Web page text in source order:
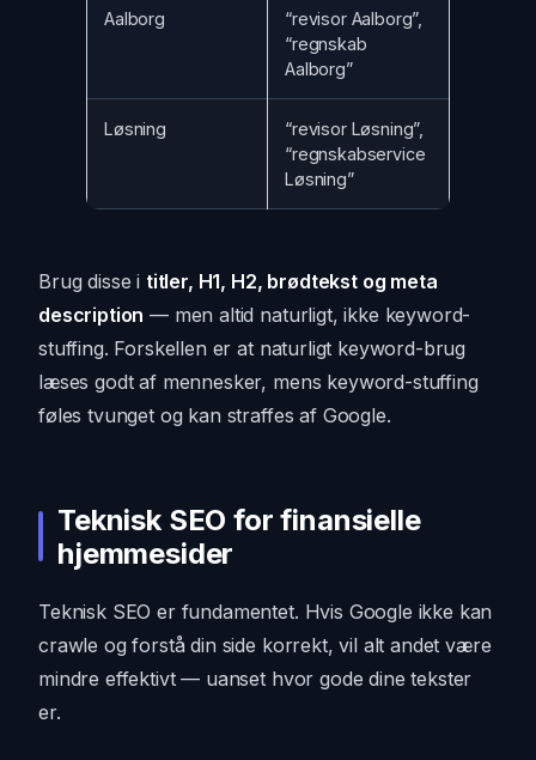
Aalborg
“revisor Aalborg”,
“regnskab
Aalborg”
Løsning
“revisor Løsning”,
“regnskabservice
Løsning”
Brug disse i titler, H1, H2, brødtekst og meta
description — men altid naturligt, ikke keyword-
stuffing. Forskellen er at naturligt keyword-brug
læses godt af mennesker, mens keyword-stuffing
føles tvunget og kan straffes af Google.
Teknisk SEO for finansielle
hjemmesider
Teknisk SEO er fundamentet. Hvis Google ikke kan
crawle og forstå din side korrekt, vil alt andet være
mindre effektivt — uanset hvor gode dine tekster
er.